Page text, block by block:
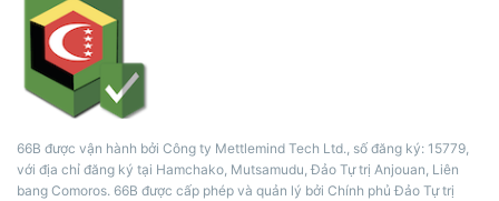
66B được vận hành bởi Công ty Mettlemind Tech Ltd., số đăng ký: 15779,
với địa chỉ đăng ký tại Hamchako, Mutsamudu, Đảo Tự trị Anjouan, Liên
bang Comoros. 66B được cấp phép và quản lý bởi Chính phủ Đảo Tự trị